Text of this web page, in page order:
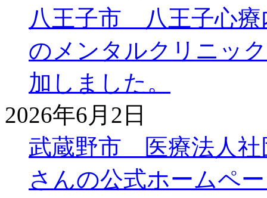
八王子市 八王子心療
のメンタルクリニッ
加しました。
2026年6月2日
武蔵野市 医療法人
さんの公式ホームペ